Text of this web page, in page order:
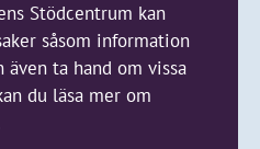
Stödcentrum kan
såsom information
även ta hand om vissa
du läsa mer om